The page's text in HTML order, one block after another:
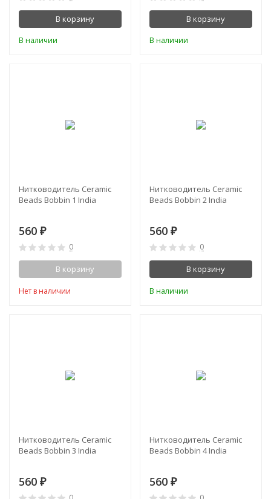
В корзину
В наличии
В корзину
В наличии
Нитководитель Ceramic
Beads Bobbin 1 India
560 ₽
0
В корзину
Нет в наличии
Нитководитель Ceramic
Beads Bobbin 2 India
560 ₽
0
В корзину
В наличии
Нитководитель Ceramic
Beads Bobbin 3 India
560 ₽
Нитководитель Ceramic
Beads Bobbin 4 India
560 ₽